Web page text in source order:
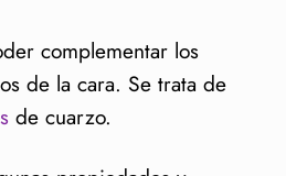
complementar los
de la cara. Se trata de
de cuarzo.